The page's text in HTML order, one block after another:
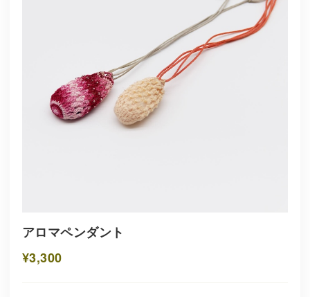
アロマペンダント
¥3,300